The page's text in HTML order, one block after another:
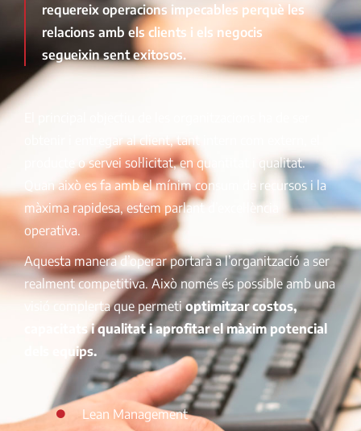
requereix operacions impecables perquè les
relacions amb els clients i els negocis
segueixin sent exitosos.
obtenir i entregar al client, tant intern com extern, el
producte o servei sol·licitat, en quantitat i qualitat.
Quan això es fa amb el mínim consum de recursos i la
màxima rapidesa, estem parlant d’excel·lència
operativa.
Aquesta manera d’operar portarà a l’organització a ser
realment competitiva. Això només és possible amb una
visió complerta que permetioptimitzar costos,
capacitats i qualitat i aprofitar el màxim potencial
dels equips.
Lean Management